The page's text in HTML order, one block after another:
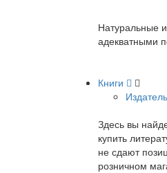
Натуральные
адекватными
Книги
Здесь вы
купить
не сдают
розничном